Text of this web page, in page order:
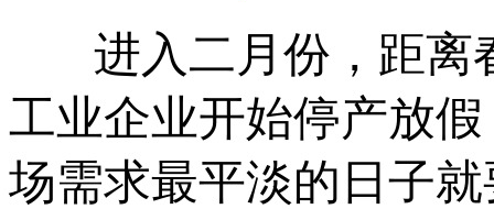
进入二月份，距离
工业企业开始停产放
场需求最平淡的日子